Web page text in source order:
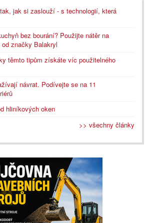
jak si zaslouží - s technologií, která
bez bourání? Použijte nátěr na
značky Balakryl
těmto tipům získáte víc použitelného
návrat. Podívejte se na 11
hliníkových oken
>> všechny články